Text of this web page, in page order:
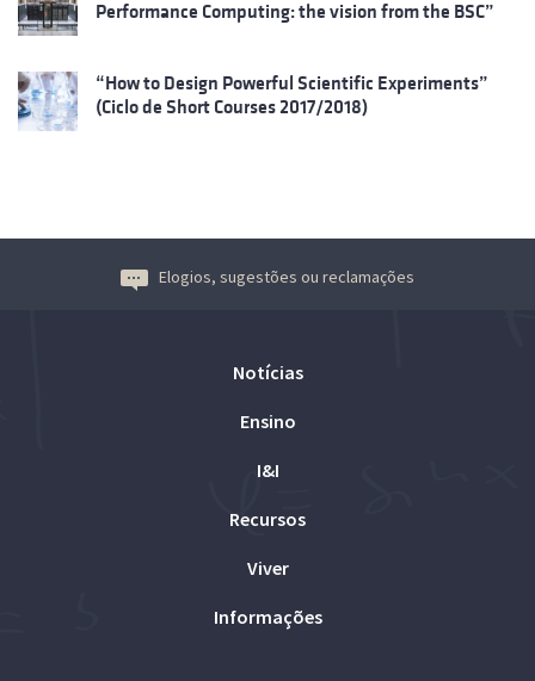
Performance Computing: the vision from the BSC”
“How to Design Powerful Scientific Experiments”
(Ciclo de Short Courses 2017/2018)
Elogios, sugestões ou reclamações
Notícias
Ensino
I&I
Recursos
Viver
Informações